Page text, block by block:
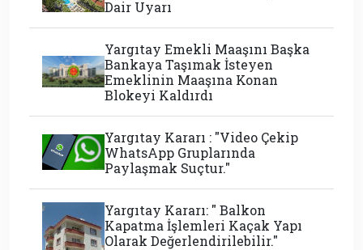
Dair Uyarı
Yargıtay Emekli Maaşını Başka
Bankaya Taşımak İsteyen
Emeklinin Maaşına Konan
Blokeyi Kaldırdı
Yargıtay Kararı : "Video Çekip
WhatsApp Gruplarında
Paylaşmak Suçtur."
Yargıtay Kararı: " Balkon
Kapatma İşlemleri Kaçak Yapı
Olarak Değerlendirilebilir."